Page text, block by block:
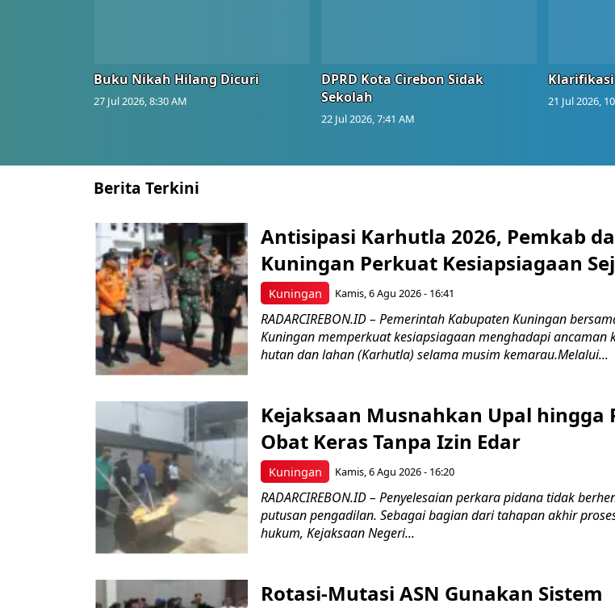
Buku Nikah Hilang Dicuri
27 Jul 2026, 8:30 AM
DPRD Kota Cirebon Sidak
Sekolah
22 Jul 2026, 7:41 AM
Klarifikasi
21 Jul 2026,
Berita Terkini
Kuningan
Antisipasi Karhutla 2026, Pemkab
Kuningan Perkuat Kesiapsiagaan
Kamis, 6 Agu 2026 - 16:41
RADARCIREBON.ID – Pemerintah Kabupaten Kuningan
Kuningan memperkuat kesiapsiagaan menghadapi ancaman
hutan dan lahan (Karhutla) selama musim kemarau.Melalui...
Kuningan
Kejaksaan Musnahkan Upal hingga
Obat Keras Tanpa Izin Edar
Kamis, 6 Agu 2026 - 16:20
RADARCIREBON.ID – Penyelesaian perkara pidana tidak
putusan pengadilan. Sebagai bagian dari tahapan akhir
hukum, Kejaksaan Negeri...
Rotasi-Mutasi ASN Gunakan Sistem